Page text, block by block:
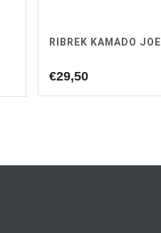
RIBREK KAMADO JOE
€29,50